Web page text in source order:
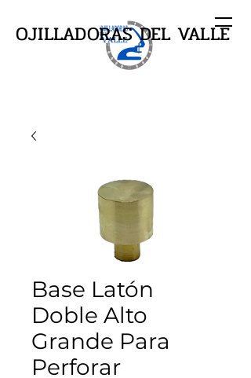
OJILLADORAS DEL VALLE
Base Latón
Doble Alto
Grande Para
Perforar